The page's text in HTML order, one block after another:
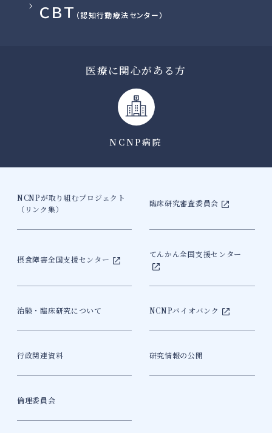
ＣＢＴ （認知行動療法センター）
医療に関心がある方
NCNP病院
NCNPが取り組むプロジェクト
（リンク集）
臨床研究審査委員会
摂食障害全国支援センター
てんかん全国支援センター
治験・臨床研究について NCNPバイオバンク
行政関連資料 研究情報の公開
倫理委員会